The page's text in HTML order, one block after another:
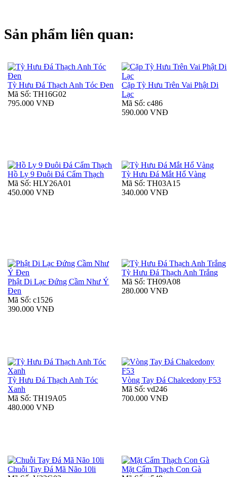
Sản phẩm liên quan:
Tỳ Hưu Đá Thạch Anh Tóc Đen
Mã Số: TH16G02
795.000 VNĐ
Cặp Tỳ Hưu Trên Vai Phật Di
Lạc
Mã Số: c486
590.000 VNĐ
Hồ Ly 9 Đuôi Đá Cẩm Thạch
Mã Số: HLY26A01
450.000 VNĐ
Tỳ Hưu Đá Mắt Hổ Vàng
Mã Số: TH03A15
340.000 VNĐ
Phật Di Lạc Đứng Cầm Như Ý
Đen
Mã Số: c1526
390.000 VNĐ
Tỳ Hưu Đá Thạch Anh Trắng
Mã Số: TH09A08
280.000 VNĐ
Tỳ Hưu Đá Thạch Anh Tóc
Xanh
Mã Số: TH19A05
480.000 VNĐ
Vòng Tay Đá Chalcedony F53
Mã Số: vd246
700.000 VNĐ
Chuỗi Tay Đá Mã Não 10li
Mặt Cẩm Thạch Con Gà